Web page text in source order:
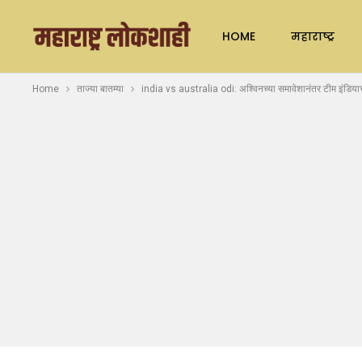
HOME महाराष्ट्र
Home ताज्या बातम्या india vs australia odi: अश्विनच्या समावेशानंतर टीम